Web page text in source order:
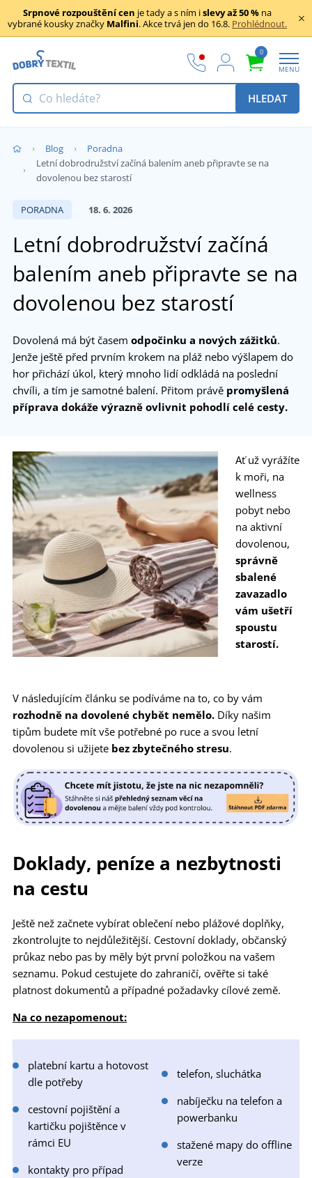
Srpnové rozpouštění cen je tady a s ním islevy až 50 % na
vybrané kousky značky Malfini. Akce trvá jen do 16.8. Prohlédnout.
0
MENU
HLEDAT
Blog
Poradna
Letní dobrodružství začíná balením aneb připravte se na
dovolenou bez starostí
PORADNA 18. 6. 2026
Letní dobrodružství začíná
balením aneb připravte se na
dovolenou bez starostí
Dovolená má být časem odpočinku a nových zážitků.
Jenže ještě před prvním krokem na pláž nebo výšlapem do
hor přichází úkol, který mnoho lidí odkládá na poslední
chvíli, a tím je samotné balení. Přitom právě promyšlená
příprava dokáže výrazně ovlivnit pohodlí celé cesty.
Ať už vyrážíte
k moři, na
wellness
pobyt nebo
na aktivní
dovolenou,
správně
sbalené
zavazadlo
vám ušetří
spoustu
starostí.
V následujícím článku se podíváme na to, co by vám
rozhodně na dovolené chybět nemělo. Díky našim
tipům budete mít vše potřebné po ruce a svou letní
dovolenou si užijete bez zbytečného stresu.
Doklady, peníze a nezbytnosti
na cestu
Ještě než začnete vybírat oblečení nebo plážové doplňky,
zkontrolujte to nejdůležitější. Cestovní doklady, občanský
průkaz nebo pas by měly být první položkou na vašem
seznamu. Pokud cestujete do zahraničí, ověřte si také
platnost dokumentů a případné požadavky cílové země.
Na co nezapomenout:
platební kartu a hotovost
dle potřeby
cestovní pojištění a
kartičku pojištěnce v
rámci EU
kontakty pro případ
telefon, sluchátka
nabíječku na telefon a
powerbanku
stažené mapy do offline
verze